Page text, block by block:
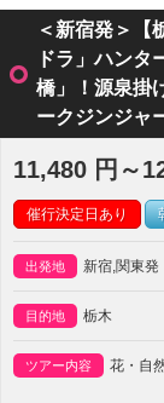
＜新宿発＞【
ドラ」ハンタ
橋」！源泉掛
ークジンジャ
11,480 円～
催行決定日あり
出発地 新宿,関東発
目的地 栃木
ツアー内容 花・自